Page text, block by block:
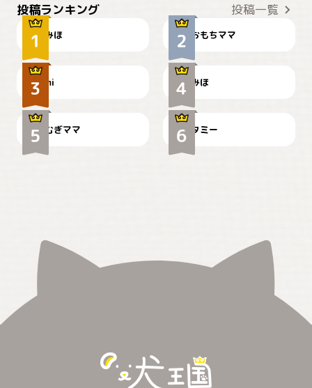
投稿ランキング 投稿一覧
みほ おもちママ
可愛い？
mi
見てるぞぉ
みほ
🌻とむぎ！
むぎママ
ドーベルマンのお友達邸に
て
タミー